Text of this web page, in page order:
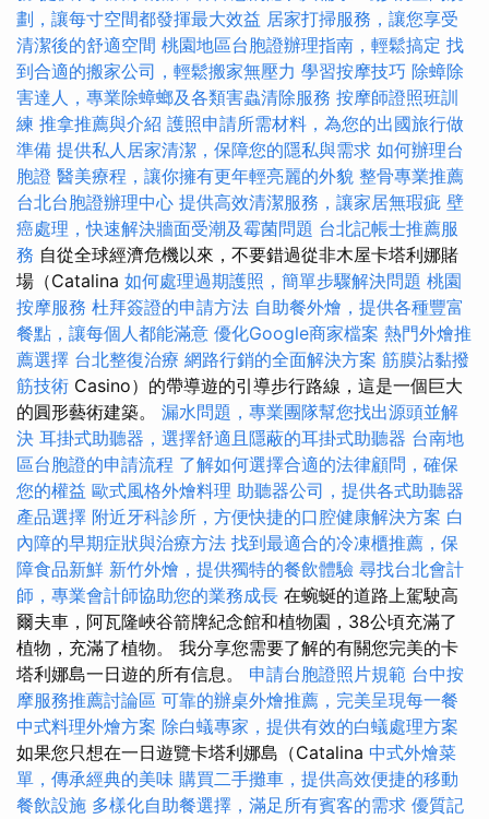
劃，讓每寸空間都發揮最大效益 居家打掃服務，讓您享受
清潔後的舒適空間 桃園地區台胞證辦理指南，輕鬆搞定 找
到合適的搬家公司，輕鬆搬家無壓力 學習按摩技巧 除蟑除
害達人，專業除蟑螂及各類害蟲清除服務 按摩師證照班訓
練 推拿推薦與介紹 護照申請所需材料，為您的出國旅行做
準備 提供私人居家清潔，保障您的隱私與需求 如何辦理台
胞證 醫美療程，讓你擁有更年輕亮麗的外貌 整骨專業推薦
台北台胞證辦理中心 提供高效清潔服務，讓家居無瑕疵 壁
癌處理，快速解決牆面受潮及霉菌問題 台北記帳士推薦服
務 自從全球經濟危機以來，不要錯過從非木屋卡塔利娜賭
場（Catalina 如何處理過期護照，簡單步驟解決問題 桃園
按摩服務 杜拜簽證的申請方法 自助餐外燴，提供各種豐富
餐點，讓每個人都能滿意 優化Google商家檔案 熱門外燴推
薦選擇 台北整復治療 網路行銷的全面解決方案 筋膜沾黏撥
筋技術 Casino）的帶導遊的引導步行路線，這是一個巨大
的圓形藝術建築。 漏水問題，專業團隊幫您找出源頭並解
決 耳掛式助聽器，選擇舒適且隱蔽的耳掛式助聽器 台南地
區台胞證的申請流程 了解如何選擇合適的法律顧問，確保
您的權益 歐式風格外燴料理 助聽器公司，提供各式助聽器
產品選擇 附近牙科診所，方便快捷的口腔健康解決方案 白
內障的早期症狀與治療方法 找到最適合的冷凍櫃推薦，保
障食品新鮮 新竹外燴，提供獨特的餐飲體驗 尋找台北會計
師，專業會計師協助您的業務成長 在蜿蜒的道路上駕駛高
爾夫車，阿瓦隆峽谷箭牌紀念館和植物園，38公頃充滿了
植物，充滿了植物。 我分享您需要了解的有關您完美的卡
塔利娜島一日遊的所有信息。 申請台胞證照片規範 台中按
摩服務推薦討論區 可靠的辦桌外燴推薦，完美呈現每一餐
中式料理外燴方案 除白蟻專家，提供有效的白蟻處理方案
如果您只想在一日遊覽卡塔利娜島（Catalina 中式外燴菜
單，傳承經典的美味 購買二手攤車，提供高效便捷的移動
餐飲設施 多樣化自助餐選擇，滿足所有賓客的需求 優質記